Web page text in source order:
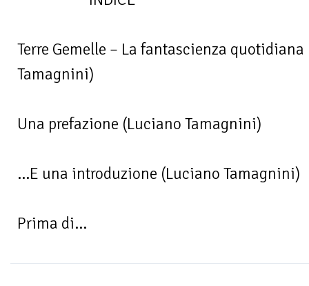
Terre Gemelle – La fantascienza
Tamagnini)
Una prefazione (Luciano Tamagnini)
...E una introduzione (Luciano Tamagnini)
Prima di...